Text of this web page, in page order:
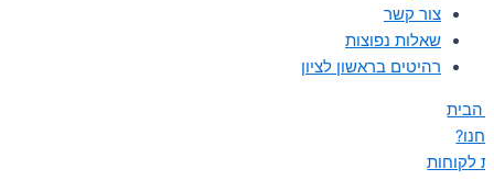
צור קשר
שאלות נפוצות
רהיטים בראשון לציון
הבית
לקוחות